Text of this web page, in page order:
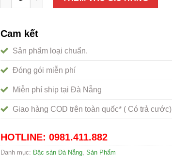
Cam kết
Sản phẩm loại chuẩn.
Đóng gói miễn phí
Miễn phí ship tại Đà Nẵng
Giao hàng COD trên toàn quốc* ( Có trả cước)
HOTLINE: 0981.411.882
Danh mục: Đặc sản Đà Nẵng, Sản Phẩm